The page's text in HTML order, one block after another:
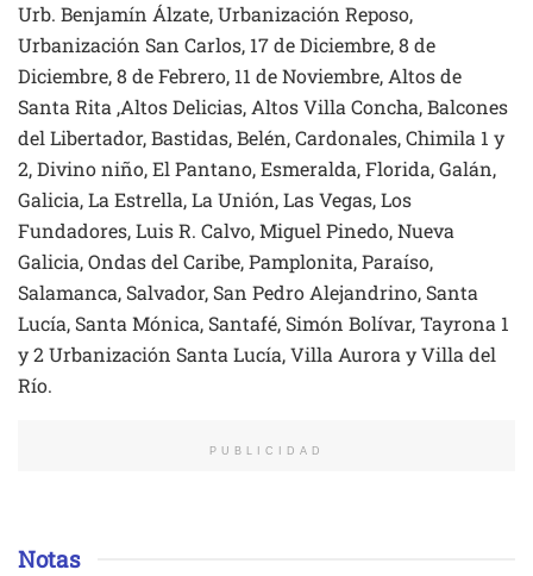
Urb. Benjamín Álzate, Urbanización Reposo,
Urbanización San Carlos, 17 de Diciembre, 8 de
Diciembre, 8 de Febrero, 11 de Noviembre, Altos de
Santa Rita ,Altos Delicias, Altos Villa Concha, Balcones
del Libertador, Bastidas, Belén, Cardonales, Chimila 1 y
2, Divino niño, El Pantano, Esmeralda, Florida, Galán,
Galicia, La Estrella, La Unión, Las Vegas, Los
Fundadores, Luis R. Calvo, Miguel Pinedo, Nueva
Galicia, Ondas del Caribe, Pamplonita, Paraíso,
Salamanca, Salvador, San Pedro Alejandrino, Santa
Lucía, Santa Mónica, Santafé, Simón Bolívar, Tayrona 1
y 2 Urbanización Santa Lucía, Villa Aurora y Villa del
Río.
PUBLICIDAD
Notas